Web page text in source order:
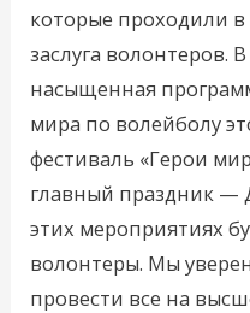
которые проходили в
заслуга волонтеров.
насыщенная
мира по волейболу
фестиваль «Герои
главный праздник —
этих мероприятиях
волонтеры. Мы
провести все на